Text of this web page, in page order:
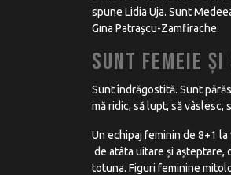
spune Lidia Uja. Sunt
Gina Patrașcu-Zamfirache.
Sunt femeie
Sunt îndrăgostită. Sunt
mă ridic, să lupt, să vâslesc,
Un echipaj feminin de 8+1
de atâta uitare și așteptare,
totuna. Figuri feminine